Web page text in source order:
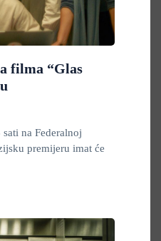
filma “Glas
na Federalnoj
premijeru imat će